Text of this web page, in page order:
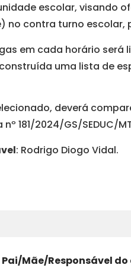
escolar, visando
no contra turno escolar,
em cada horário
uma lista de
deverá
181/2024/GS/SEDUC/
: Rodrigo Diogo Vidal.
Mãe/Responsável